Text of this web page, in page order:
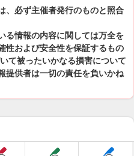
、必ず主催者発行のものと照合
る情報の内容に関しては万全を
性および安全性を保証するもの
て被ったいかなる損害について
提供者は一切の責任を負いかね